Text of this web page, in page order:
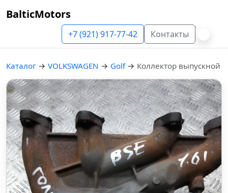
BalticMotors
+7 (921) 917-77-42 Контакты
Каталог → VOLKSWAGEN → Golf → Коллектор выпускной